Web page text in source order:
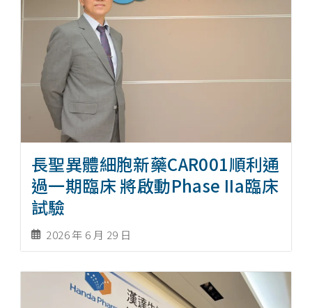
長聖異體細胞新藥CAR001順利通
過一期臨床 將啟動Phase IIa臨床
試驗
2026 年 6 月 29 日